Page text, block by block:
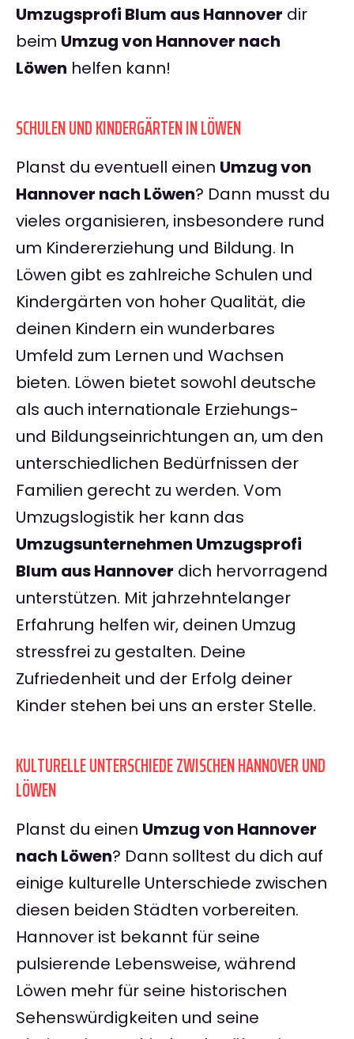
Umzugsprofi Blum aus Hannover dir
beim Umzug von Hannover nach
Löwen helfen kann!
SCHULEN UND KINDERGÄRTEN IN LÖWEN
Planst du eventuell einen Umzug von
Hannover nach Löwen? Dann musst du
vieles organisieren, insbesondere rund
um Kindererziehung und Bildung. In
Löwen gibt es zahlreiche Schulen und
Kindergärten von hoher Qualität, die
deinen Kindern ein wunderbares
Umfeld zum Lernen und Wachsen
bieten. Löwen bietet sowohl deutsche
als auch internationale Erziehungs-
und Bildungseinrichtungen an, um den
unterschiedlichen Bedürfnissen der
Familien gerecht zu werden. Vom
Umzugslogistik her kann das
Umzugsunternehmen Umzugsprofi
Blum aus Hannover dich hervorragend
unterstützen. Mit jahrzehntelanger
Erfahrung helfen wir, deinen Umzug
stressfrei zu gestalten. Deine
Zufriedenheit und der Erfolg deiner
Kinder stehen bei uns an erster Stelle.
KULTURELLE UNTERSCHIEDE ZWISCHEN HANNOVER UND
LÖWEN
Planst du einen Umzug von Hannover
nach Löwen? Dann solltest du dich auf
einige kulturelle Unterschiede zwischen
diesen beiden Städten vorbereiten.
Hannover ist bekannt für seine
pulsierende Lebensweise, während
Löwen mehr für seine historischen
Sehenswürdigkeiten und seine